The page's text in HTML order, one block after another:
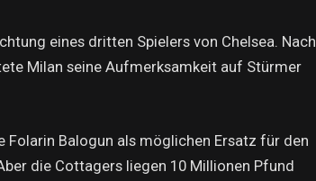
eines dritten Spielers von Chelsea. Nach
Milan seine Aufmerksamkeit auf Stürmer
Folarin Balogun als möglichen Ersatz für den
die Cottagers liegen 10 Millionen Pfund